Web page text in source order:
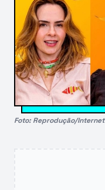
Foto: Reprodução/Internet